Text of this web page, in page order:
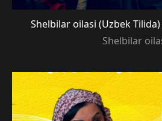
Shelbilar oilasi (Uzbek
Shelbilar